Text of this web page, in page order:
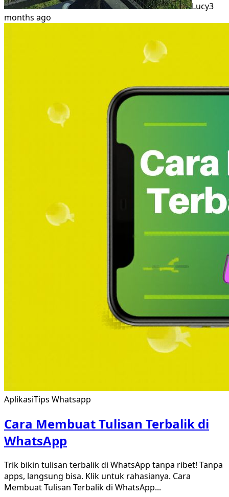
Lucy3
months ago
AplikasiTips Whatsapp
Cara Membuat Tulisan Terbalik di
WhatsApp
Trik bikin tulisan terbalik di WhatsApp tanpa ribet! Tanpa
apps, langsung bisa. Klik untuk rahasianya. Cara
Membuat Tulisan Terbalik di WhatsApp...